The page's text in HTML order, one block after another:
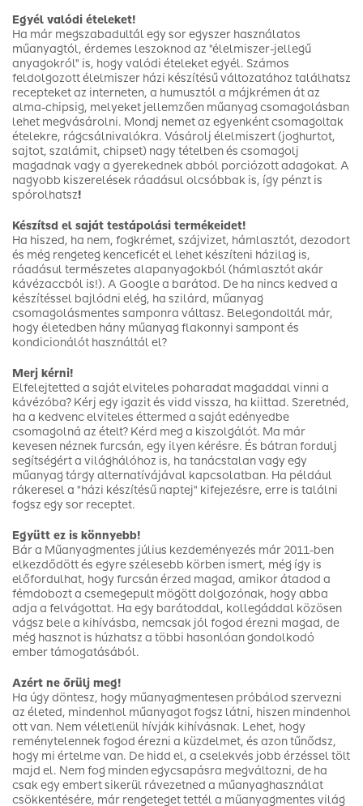
Egyél valódi ételeket!
Ha már megszabadultál egy sor egyszer használatos
műanyagtól, érdemes leszoknod az "élelmiszer-jellegű
anyagokról" is, hogy valódi ételeket egyél. Számos
feldolgozott élelmiszer házi készítésű változatához találhatsz
recepteket az interneten, a humusztól a májkrémen át az
alma-chipsig, melyeket jellemzően műanyag csomagolásban
lehet megvásárolni. Mondj nemet az egyenként csomagoltak
ételekre, rágcsálnivalókra. Vásárolj élelmiszert (joghurtot,
sajtot, szalámit, chipset) nagy tételben és csomagolj
magadnak vagy a gyerekednek abból porciózott adagokat. A
nagyobb kiszerelések ráadásul olcsóbbak is, így pénzt is
spórolhatsz!
Készítsd el saját testápolási termékeidet!
Ha hiszed, ha nem, fogkrémet, szájvizet, hámlasztót, dezodort
és még rengeteg kenceficét el lehet készíteni házilag is,
ráadásul természetes alapanyagokból (hámlasztót akár
kávézaccból is!). A Google a barátod. De ha nincs kedved a
készítéssel bajlódni elég, ha szilárd, műanyag
csomagolásmentes samponra váltasz. Belegondoltál már,
hogy életedben hány műanyag flakonnyi sampont és
kondicionálót használtál el?
Merj kérni!
Elfelejtetted a saját elviteles poharadat magaddal vinni a
kávézóba? Kérj egy igazit és vidd vissza, ha kiittad. Szeretnéd,
ha a kedvenc elviteles éttermed a saját edényedbe
csomagolná az ételt? Kérd meg a kiszolgálót. Ma már
kevesen néznek furcsán, egy ilyen kérésre. És bátran fordulj
segítségért a világhálóhoz is, ha tanácstalan vagy egy
műanyag tárgy alternatívájával kapcsolatban. Ha például
rákeresel a "házi készítésű naptej" kifejezésre, erre is találni
fogsz egy sor receptet.
Együtt ez is könnyebb!
Bár a Műanyagmentes július kezdeményezés már 2011-ben
elkezdődött és egyre szélesebb körben ismert, még így is
előfordulhat, hogy furcsán érzed magad, amikor átadod a
fémdobozt a csemegepult mögött dolgozónak, hogy abba
adja a felvágottat. Ha egy barátoddal, kollegáddal közösen
vágsz bele a kihívásba, nemcsak jól fogod érezni magad, de
még hasznot is húzhatsz a többi hasonlóan gondolkodó
ember támogatásából.
Azért ne őrülj meg!
Ha úgy döntesz, hogy műanyagmentesen próbálod szervezni
az életed, mindenhol műanyagot fogsz látni, hiszen mindenhol
ott van. Nem véletlenül hívják kihívásnak. Lehet, hogy
reménytelennek fogod érezni a küzdelmet, és azon tűnődsz,
hogy mi értelme van. De hidd el, a cselekvés jobb érzéssel tölt
majd el. Nem fog minden egycsapásra megváltozni, de ha
csak egy embert sikerül rávezetned a műanyaghasználat
csökkentésére, már rengeteget tettél a műanyagmentes világ